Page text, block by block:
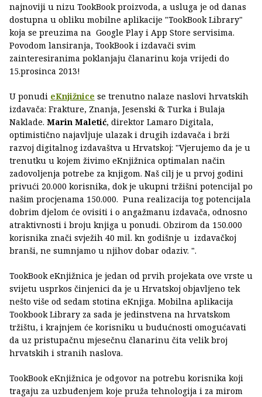
najnoviji u nizu TookBook proizvoda, a usluga je od danas
dostupna u obliku mobilne aplikacije "TookBook Library"
koja se preuzima na Google Play i App Store servisima.
Povodom lansiranja, TookBook i izdavači svim
zainteresiranima poklanjaju članarinu koja vrijedi do
15.prosinca 2013!
U ponudi eKnjižnice se trenutno nalaze naslovi hrvatskih
izdavača: Frakture, Znanja, Jesenski & Turka i Bulaja
Naklade. Marin Maletić, direktor Lamaro Digitala,
optimistično najavljuje ulazak i drugih izdavača i brži
razvoj digitalnog izdavaštva u Hrvatskoj: "Vjerujemo da je u
trenutku u kojem živimo eKnjižnica optimalan način
zadovoljenja potrebe za knjigom. Naš cilj je u prvoj godini
privući 20.000 korisnika, dok je ukupni tržišni potencijal po
našim procjenama 150.000. Puna realizacija tog potencijala
dobrim djelom će ovisiti i o angažmanu izdavača, odnosno
atraktivnosti i broju knjiga u ponudi. Obzirom da 150.000
korisnika znači svježih 40 mil. kn godišnje u izdavačkoj
branši, ne sumnjamo u njihov dobar odaziv. ".
TookBook eKnjižnica je jedan od prvih projekata ove vrste u
svijetu usprkos činjenici da je u Hrvatskoj objavljeno tek
nešto više od sedam stotina eKnjiga. Mobilna aplikacija
Tookbook Library za sada je jedinstvena na hrvatskom
tržištu, i krajnjem će korisniku u budućnosti omogućavati
da uz pristupačnu mjesečnu članarinu čita velik broj
hrvatskih i stranih naslova.
TookBook eKnjižnica je odgovor na potrebu korisnika koji
tragaju za uzbuđenjem koje pruža tehnologija i za mirom